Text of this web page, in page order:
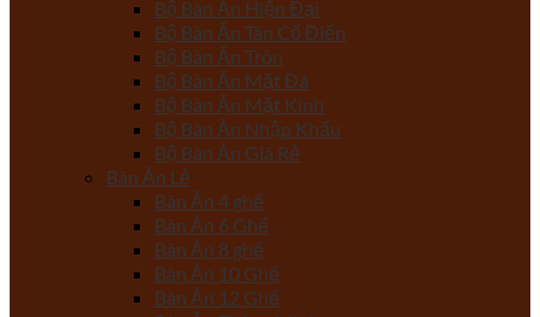
Bộ Bàn Ăn Hiện Đại
Bộ Bàn Ăn Tân Cổ Điển
Bộ Bàn Ăn Tròn
Bộ Bàn Ăn Mặt Đá
Bộ Bàn Ăn Mặt Kính
Bộ Bàn Ăn Nhập Khẩu
Bộ Bàn Ăn Giá Rẻ
Bàn Ăn Lẻ
Bàn Ăn 4 ghế
Bàn Ăn 6 Ghế
Bàn Ăn 8 ghế
Bàn Ăn 10 Ghế
Bàn Ăn 12 Ghế